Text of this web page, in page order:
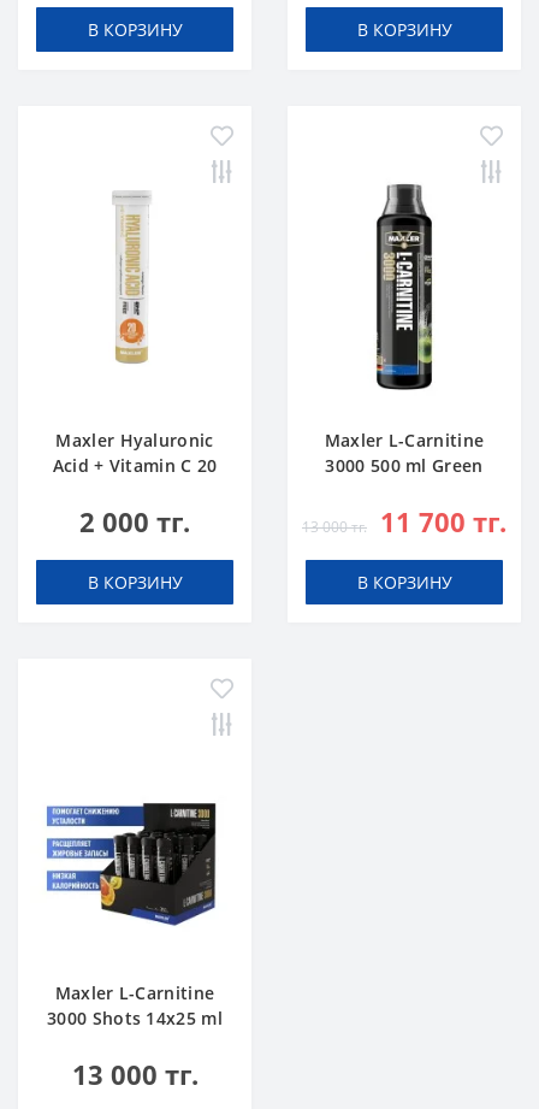
В КОРЗИНУ В КОРЗИНУ
Maxler Hyaluronic
Acid + Vitamin C 20
2 000 тг.
В КОРЗИНУ
Maxler L-Carnitine
3000 500 ml Green
13 000 тг. 11 700 тг.
В КОРЗИНУ
Maxler L-Carnitine
3000 Shots 14x25 ml
13 000 тг.